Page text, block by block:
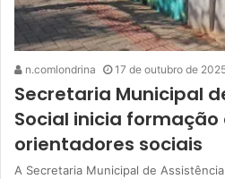
n.comlondrina 17 de outubro de
Secretaria Municipal
Social inicia formação
orientadores sociais
A Secretaria Municipal de